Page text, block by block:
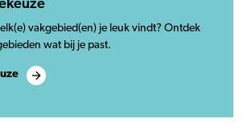
vakgebied(en) je leuk vindt? Ontdek
wat bij je past.